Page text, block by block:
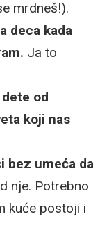
mrdneš!).
deca kada
Ja to
od
koji nas
bez umeća da
nje. Potrebno
kuće postoji i